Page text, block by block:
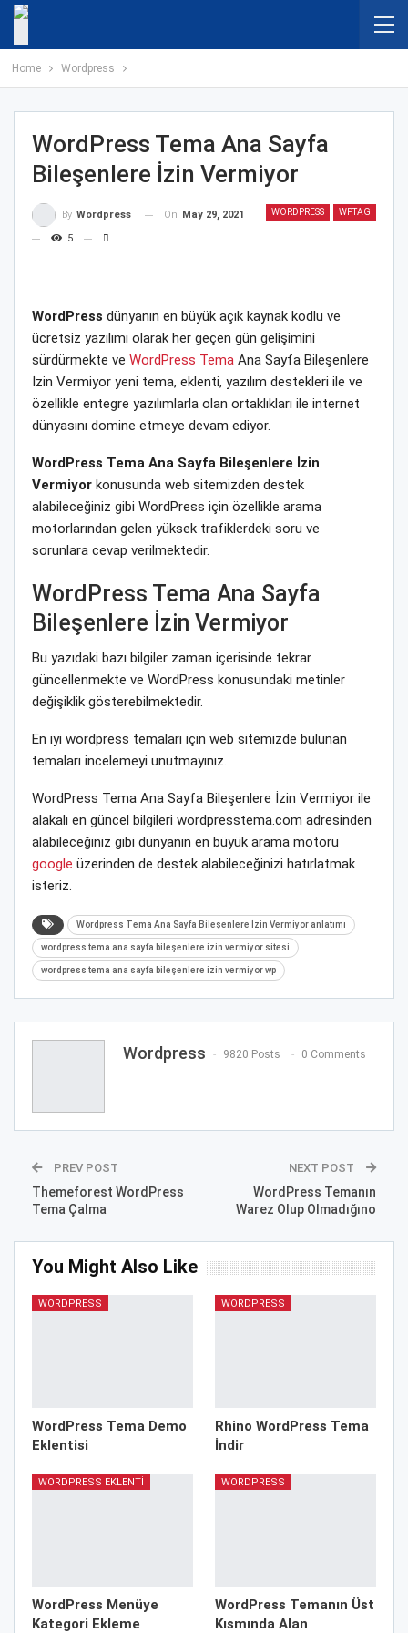
Home Wordpress
WordPress Tema Ana Sayfa
Bileşenlere İzin Vermiyor
WORDPRESS WPTAG
By Wordpress On May 29, 2021
5
WordPress dünyanın en büyük açık kaynak kodlu ve
ücretsiz yazılımı olarak her geçen gün gelişimini
sürdürmekte ve WordPress Tema Ana Sayfa Bileşenlere
İzin Vermiyor yeni tema, eklenti, yazılım destekleri ile ve
özellikle entegre yazılımlarla olan ortaklıkları ile internet
dünyasını domine etmeye devam ediyor.
WordPress Tema Ana Sayfa Bileşenlere İzin
Vermiyor konusunda web sitemizden destek
alabileceğiniz gibi WordPress için özellikle arama
motorlarından gelen yüksek trafiklerdeki soru ve
sorunlara cevap verilmektedir.
WordPress Tema Ana Sayfa
Bileşenlere İzin Vermiyor
Bu yazıdaki bazı bilgiler zaman içerisinde tekrar
güncellenmekte ve WordPress konusundaki metinler
değişiklik gösterebilmektedir.
En iyi wordpress temaları için web sitemizde bulunan
temaları incelemeyi unutmayınız.
WordPress Tema Ana Sayfa Bileşenlere İzin Vermiyor ile
alakalı en güncel bilgileri wordpresstema.com adresinden
alabileceğiniz gibi dünyanın en büyük arama motoru
google üzerinden de destek alabileceğinizi hatırlatmak
isteriz.
Wordpress Tema Ana Sayfa Bileşenlere İzin Vermiyor anlatımı
wordpress tema ana sayfa bileşenlere izin vermiyor sitesi
wordpress tema ana sayfa bileşenlere izin vermiyor wp
Wordpress 9820 Posts 0 Comments
PREV POST
Themeforest WordPress
Tema Çalma
NEXT POST
WordPress Temanın
Warez Olup Olmadığıno
You Might Also Like
WORDPRESS
WordPress Tema Demo
Eklentisi
WORDPRESS
Rhino WordPress Tema
İndir
WORDPRESS EKLENTI
WordPress Menüye
Kategori Ekleme
WORDPRESS
WordPress Temanın Üst
Kısmında Alan